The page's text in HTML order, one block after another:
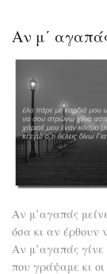
Αν μ΄
Αν μ’αγαπάς
όσα κι αν έρθουν
Αν μ’αγαπάς γίνε
που γράψαμε κι